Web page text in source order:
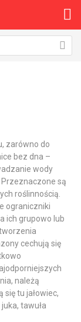
zarówno do
bez dna –
wody
są
roślinnością.
ograniczniki
ich grupowo lub
cechują się
należą
się tu jałowiec,
tawuła